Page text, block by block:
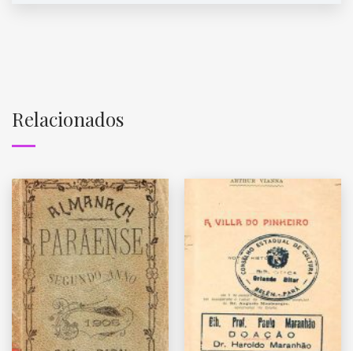
Relacionados